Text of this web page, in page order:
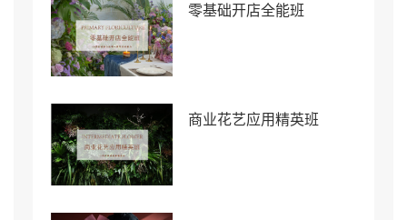
零基础开店全能班
商业花艺应用精英班